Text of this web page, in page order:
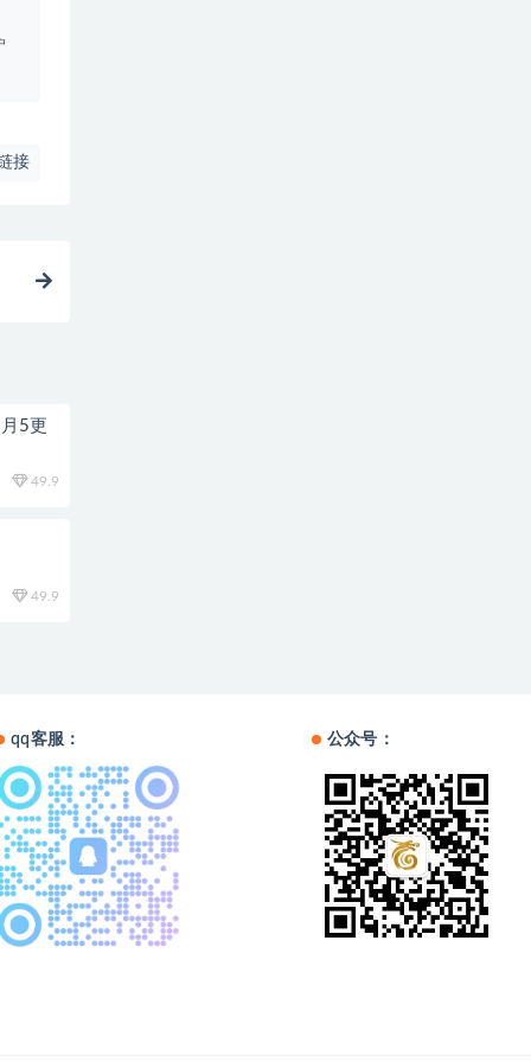
接
5更
49.9
49.9
qq客服： 公众号：